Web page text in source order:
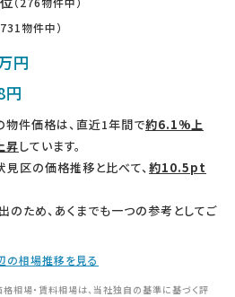
物件中）
円
物件価格は、直近1年間で約6.1%上
昇しています。
区の価格推移と比べて、約10.5pt
ため、あくまでも一つの参考としてご
の相場推移を見る
相場・賃料相場は、当社独自の基準に基づく評